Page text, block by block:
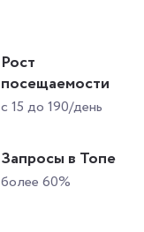
Рост
посещаемости
с 15 до 190/день
Запросы в Топе
более 60%